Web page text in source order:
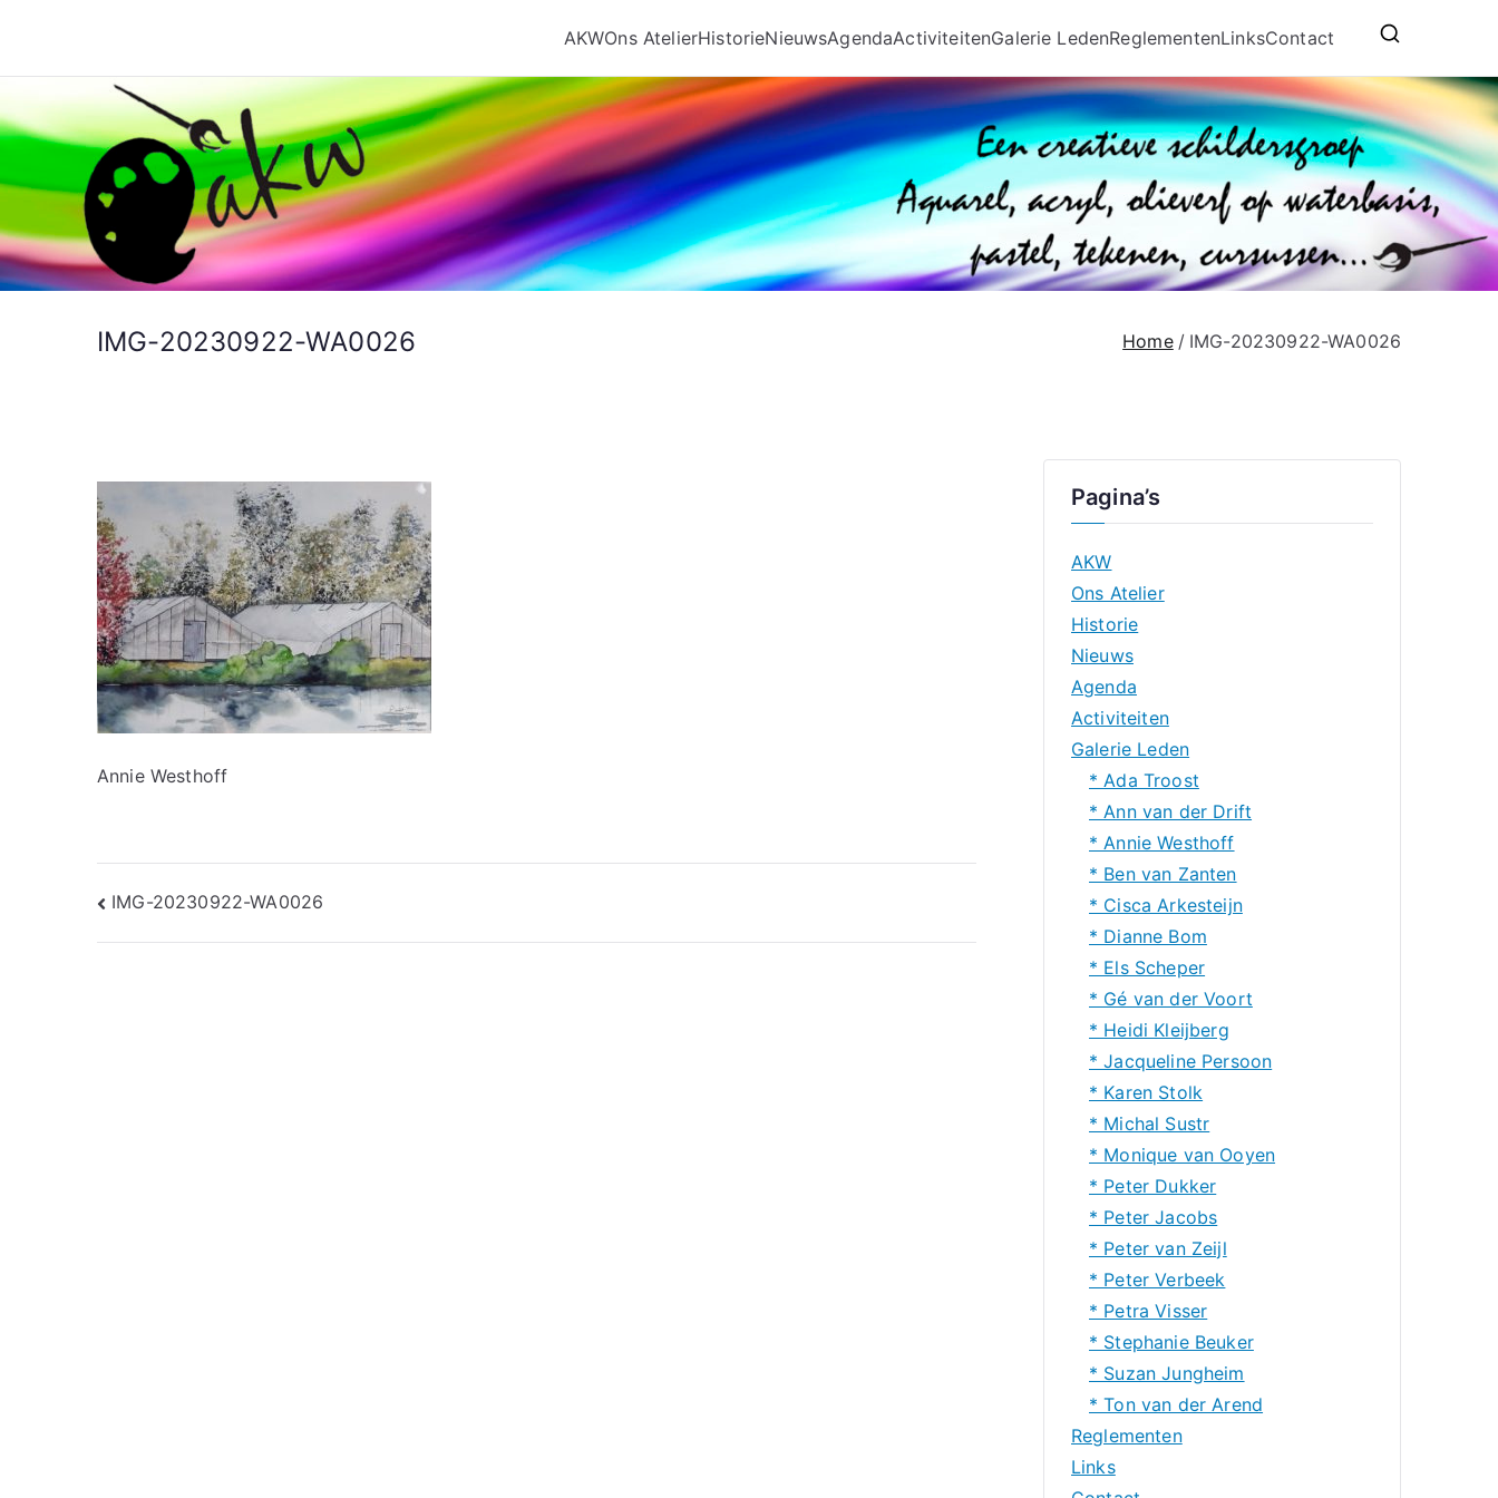
de
inhoud
Schilderen AKW
AKWOns AtelierHistorieNieuwsAgendaActiviteitenGalerie LedenReglementenLinksContact
IMG-20230922-WA0026 Home IMG-20230922-WA0026
Annie Westhoff
Bericht
navigatie
IMG-20230922-WA0026
Pagina’s
AKW
Ons Atelier
Historie
Nieuws
Agenda
Activiteiten
Galerie Leden
* Ada Troost
* Ann van der Drift
* Annie Westhoff
* Ben van Zanten
* Cisca Arkesteijn
* Dianne Bom
* Els Scheper
* Gé van der Voort
* Heidi Kleijberg
* Jacqueline Persoon
* Karen Stolk
* Michal Sustr
* Monique van Ooyen
* Peter Dukker
* Peter Jacobs
* Peter van Zeijl
* Peter Verbeek
* Petra Visser
* Stephanie Beuker
* Suzan Jungheim
* Ton van der Arend
Reglementen
Links